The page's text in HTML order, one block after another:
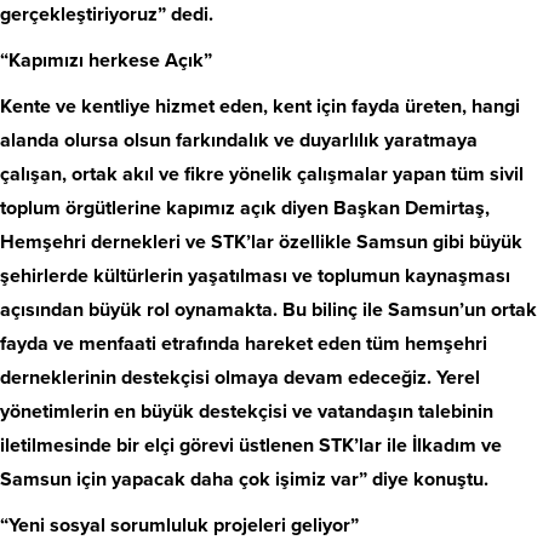
gerçekleştiriyoruz” dedi.
“Kapımızı herkese Açık”
Kente ve kentliye hizmet eden, kent için fayda üreten, hangi
alanda olursa olsun farkındalık ve duyarlılık yaratmaya
çalışan, ortak akıl ve fikre yönelik çalışmalar yapan tüm sivil
toplum örgütlerine kapımız açık diyen Başkan Demirtaş,
Hemşehri dernekleri ve STK’lar özellikle Samsun gibi büyük
şehirlerde kültürlerin yaşatılması ve toplumun kaynaşması
açısından büyük rol oynamakta. Bu bilinç ile Samsun’un ortak
fayda ve menfaati etrafında hareket eden tüm hemşehri
derneklerinin destekçisi olmaya devam edeceğiz. Yerel
yönetimlerin en büyük destekçisi ve vatandaşın talebinin
iletilmesinde bir elçi görevi üstlenen STK’lar ile İlkadım ve
Samsun için yapacak daha çok işimiz var” diye konuştu.
“Yeni sosyal sorumluluk projeleri geliyor”